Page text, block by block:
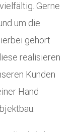
Gerne
um die
gehört
realisieren
Kunden
Hand